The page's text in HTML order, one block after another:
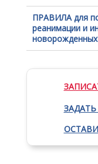
ПРАВИЛА для
реанимации и
новорожденных